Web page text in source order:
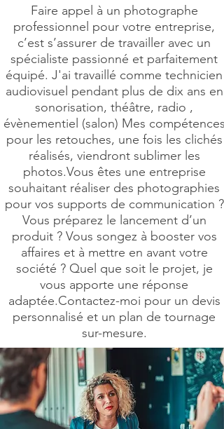
Faire appel à un photographe
professionnel pour votre entreprise,
c’est s’assurer de travailler avec un
spécialiste passionné et parfaitement
équipé. J'ai travaillé comme technicien
audiovisuel pendant plus de dix ans en
sonorisation, théâtre, radio ,
évènementiel (salon) Mes compétences
pour les retouches, une fois les clichés
réalisés, viendront sublimer les
photos.Vous êtes une entreprise
souhaitant réaliser des photographies
pour vos supports de communication ?
Vous préparez le lancement d’un
produit ? Vous songez à booster vos
affaires et à mettre en avant votre
société ? Quel que soit le projet, je
vous apporte une réponse
adaptée.Contactez-moi pour un devis
personnalisé et un plan de tournage
sur-mesure.